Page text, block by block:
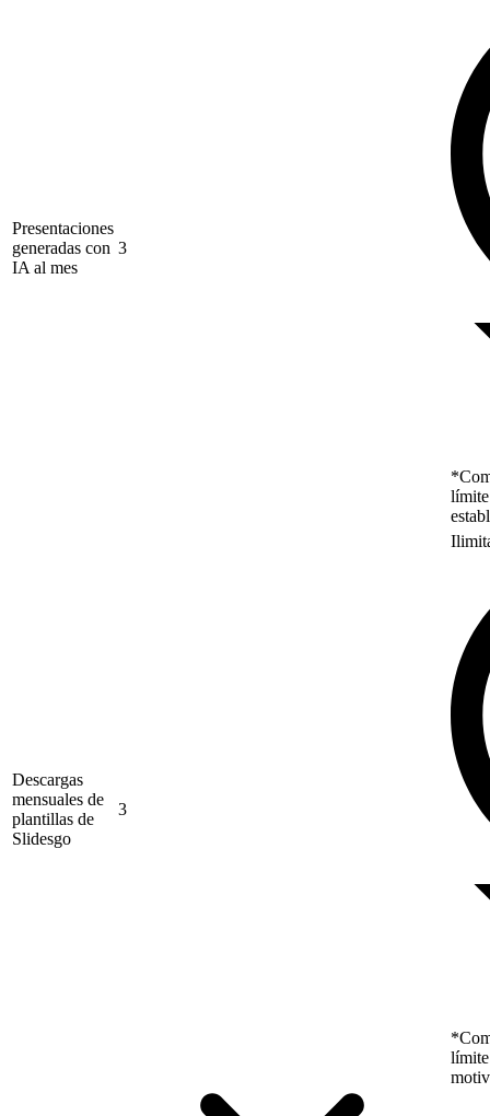
Presentaciones
generadas con
IA al mes
3
Descargas
mensuales de
plantillas de
Slidesgo
3
límite